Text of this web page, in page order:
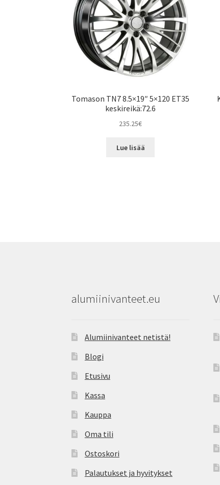
Tomason TN7 8.5×19″ 5×120 ET35
keskireikä:72.6
235.25€
Lue lisää
alumiinivanteet.eu
Alumiinivanteet netistä!
Blogi
Etusivu
Kassa
Kauppa
Oma tili
Ostoskori
Palautukset ja hyvitykset